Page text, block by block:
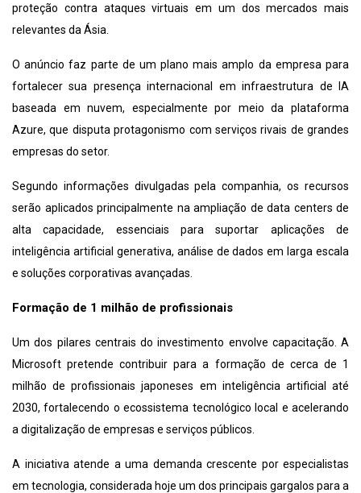
proteção contra ataques virtuais em um dos mercados mais
relevantes da Ásia.
O anúncio faz parte de um plano mais amplo da empresa para
fortalecer sua presença internacional em infraestrutura de IA
baseada em nuvem, especialmente por meio da plataforma
Azure, que disputa protagonismo com serviços rivais de grandes
empresas do setor.
Segundo informações divulgadas pela companhia, os recursos
serão aplicados principalmente na ampliação de data centers de
alta capacidade, essenciais para suportar aplicações de
inteligência artificial generativa, análise de dados em larga escala
e soluções corporativas avançadas.
Formação de 1 milhão de profissionais
Um dos pilares centrais do investimento envolve capacitação. A
Microsoft pretende contribuir para a formação de cerca de 1
milhão de profissionais japoneses em inteligência artificial até
2030, fortalecendo o ecossistema tecnológico local e acelerando
a digitalização de empresas e serviços públicos.
A iniciativa atende a uma demanda crescente por especialistas
em tecnologia, considerada hoje um dos principais gargalos para a